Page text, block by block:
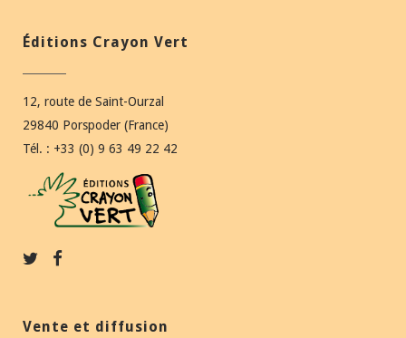
Éditions Crayon Vert
12, route de Saint-Ourzal
29840 Porspoder (France)
Tél. : +33 (0) 9 63 49 22 42
Vente et diffusion